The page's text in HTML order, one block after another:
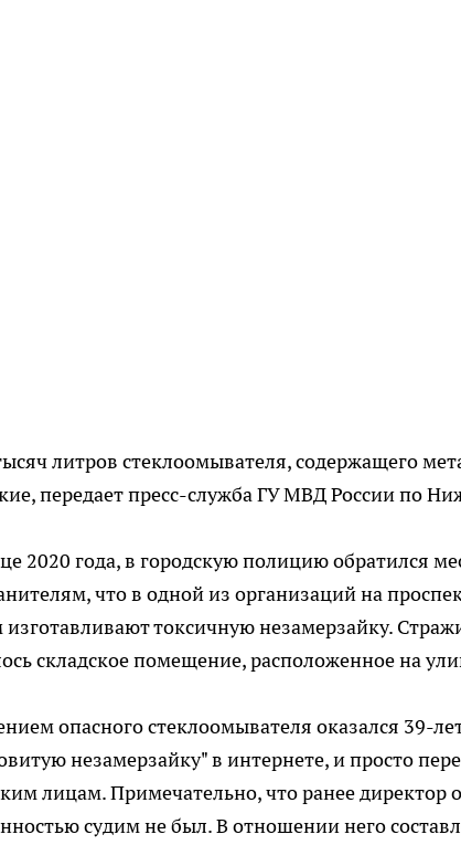
литров стеклоомывателя, содержащего
передает пресс-служба ГУ МВД России по
2020 года, в городскую полицию обратился
что в одной из организаций на
изготавливают токсичную незамерзайку.
складское помещение, расположенное на
опасного стеклоомывателя оказался 39-
незамерзайку" в интернете, и просто
лицам. Примечательно, что ранее директор
судим не был. В отношении него